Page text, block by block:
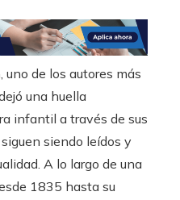
de los autores más
una huella
infantil a través de sus
siendo leídos y
A lo largo de una
1835 hasta su